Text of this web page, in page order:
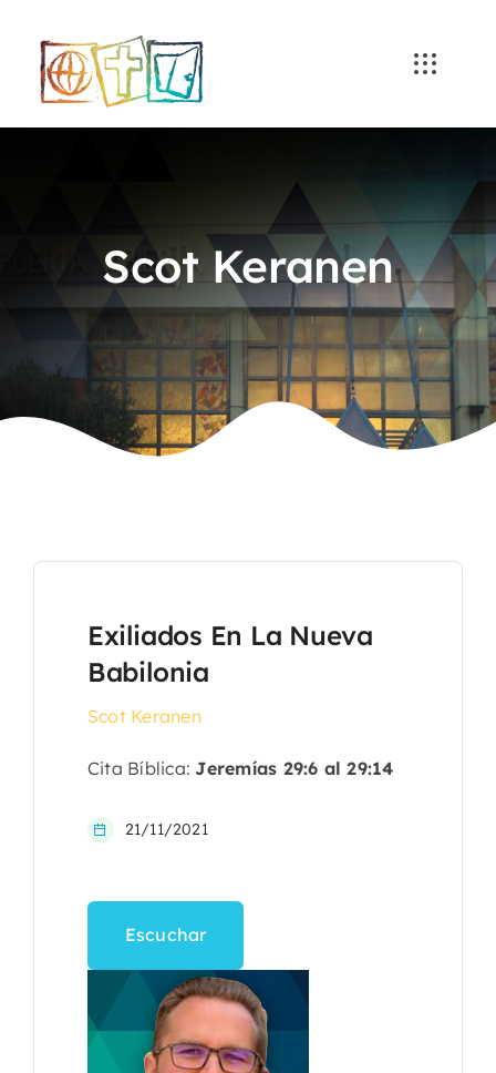
content
Scot Keranen
Exiliados En La Nueva
Babilonia
Scot Keranen
Cita Bíblica: Jeremías 29:6 al 29:14
21/11/2021
Escuchar